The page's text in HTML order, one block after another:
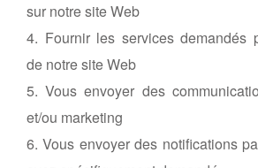
sur notre site Web
4. Fournir les services demandés
de notre site Web
5. Vous envoyer des
et/ou marketing
6. Vous envoyer des notifications